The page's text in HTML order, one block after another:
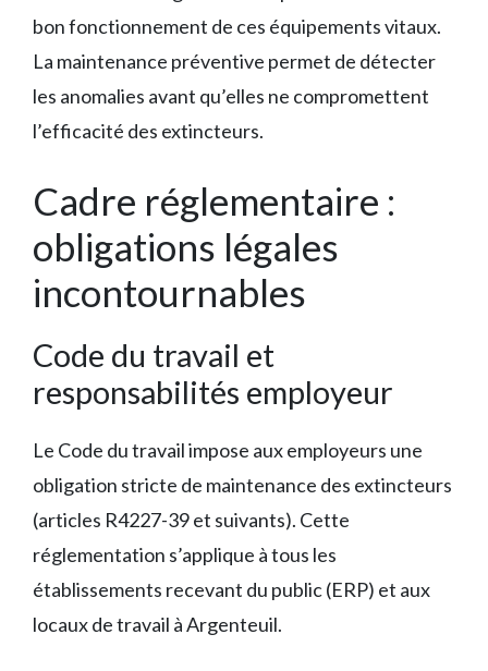
bon fonctionnement de ces équipements vitaux.
La maintenance préventive permet de détecter
les anomalies avant qu’elles ne compromettent
l’efficacité des extincteurs.
Cadre réglementaire :
obligations légales
incontournables
Code du travail et
responsabilités employeur
Le Code du travail impose aux employeurs une
obligation stricte de maintenance des extincteurs
(articles R4227-39 et suivants). Cette
réglementation s’applique à tous les
établissements recevant du public (ERP) et aux
locaux de travail à Argenteuil.